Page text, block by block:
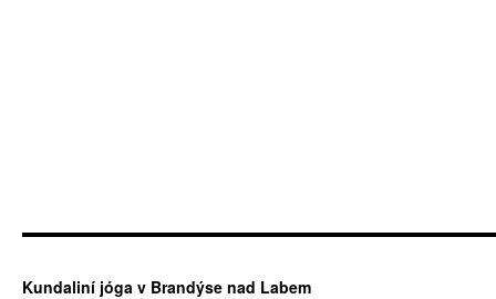
Kundaliní jóga v Brandýse nad Labem